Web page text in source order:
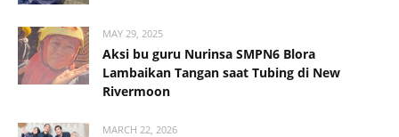
MAY 29, 2025
Aksi bu guru Nurinsa SMPN6 Blora
Lambaikan Tangan saat Tubing di New
Rivermoon
MARCH 22, 2026